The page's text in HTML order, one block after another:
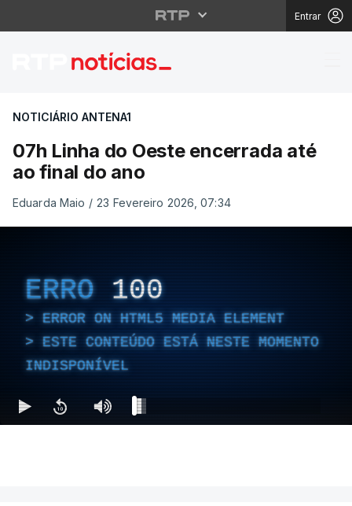
Entrar
07h Linha do Oeste
NOTICIÁRIO ANTENA1
07h Linha do Oeste encerrada até
ao final do ano
Eduarda Maio / 23 Fevereiro 2026, 07:34
ERRO 100
ERROR ON HTML5 MEDIA ELEMENT
ESTE CONTEÚDO ESTÁ NESTE MOMENTO
INDISPONÍVEL